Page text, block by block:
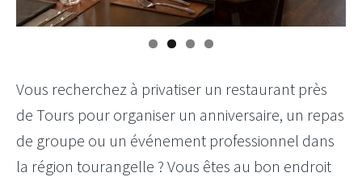
Vous recherchez à privatiser un restaurant près
de Tours pour organiser un anniversaire, un repas
de groupe ou un événement professionnel dans
la région tourangelle ? Vous êtes au bon endroit